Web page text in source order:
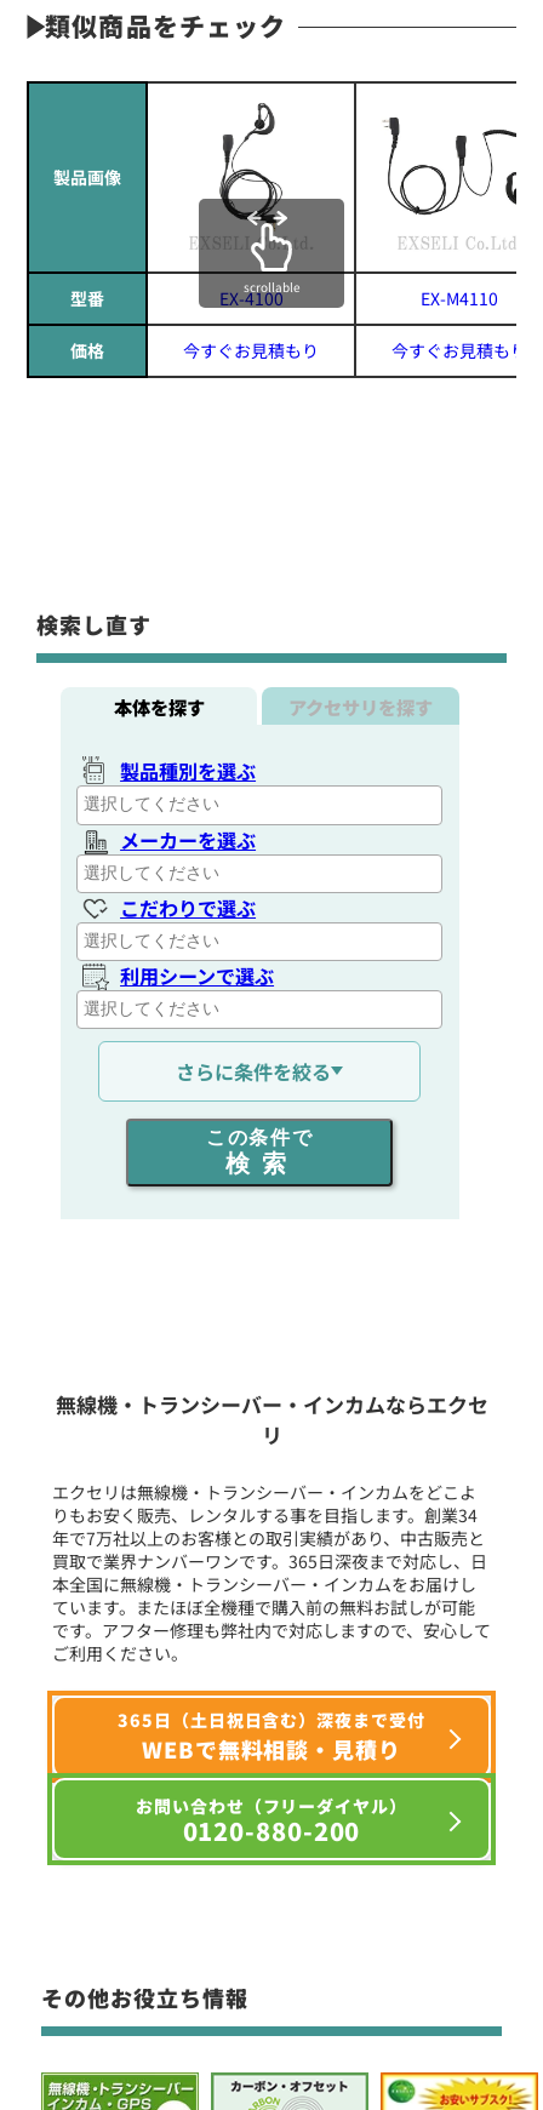
類似商品をチェック
製品画像
型番 EX-4100 EX-M4110
価格 今すぐお見積もり 今すぐお見積もり
scrollable
検索し直す
本体を探す アクセサリを探す
製品種別を選ぶ
メーカーを選ぶ
こだわりで選ぶ
利用シーンで選ぶ
通信距離を選ぶ
出力を選ぶ
同時通話人数を選ぶ
フリーワード入力(製品名等)
選択条件をリセット
さらに条件を絞る
この条件で
検索
無線機・トランシーバー・インカムならエクセ
リ
エクセリは無線機・トランシーバー・インカムをどこよ
りもお安く販売、レンタルする事を目指します。創業34
年で7万社以上のお客様との取引実績があり、中古販売と
買取で業界ナンバーワンです。365日深夜まで対応し、日
本全国に無線機・トランシーバー・インカムをお届けし
ています。またほぼ全機種で購入前の無料お試しが可能
です。アフター修理も弊社内で対応しますので、安心して
ご利用ください。
365日（土日祝日含む）深夜まで受付
WEBで無料相談・見積り
お問い合わせ（フリーダイヤル）
0120-880-200
その他お役立ち情報